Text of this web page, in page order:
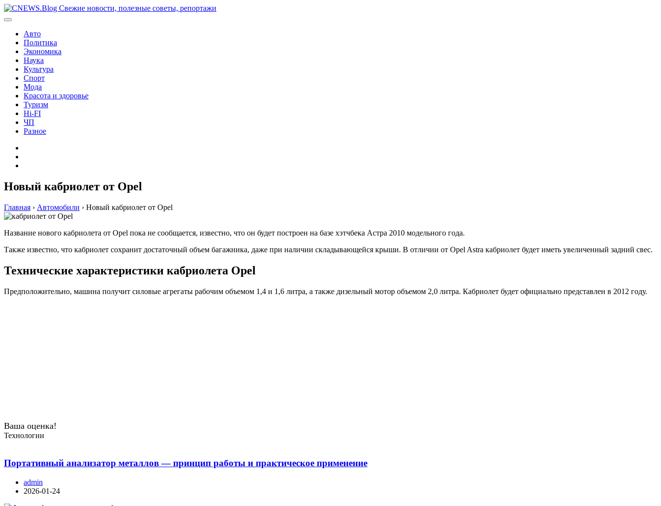
Перейти
к
Авто
Политика
Экономика
Наука
Культура
Спорт
Мода
Красота и здоровье
Туризм
Hi-FI
ЧП
Разное
Новый кабриолет от Opel
Главная › Автомобили › Новый кабриолет от Opel
Название нового кабриолета от Opel пока не сообщается, известно, что он будет построен на базе хэтчбека Астра 2010 модельного года.
Также известно, что кабриолет сохранит достаточный объем багажника, даже при наличии складывающейся крыши. В отличии от Opel Astra кабриолет будет иметь увеличенный задний свес.
Технические характеристики кабриолета Opel
Предположительно, машина получит силовые агрегаты рабочим объемом 1,4 и 1,6 литра, а также дизельный мотор объемом 2,0 литра. Кабриолет будет официально представлен в 2012 году.
Ваша оценка!
Технологии
Портативный анализатор металлов — принцип работы и практическое применение
admin
2026-01-24